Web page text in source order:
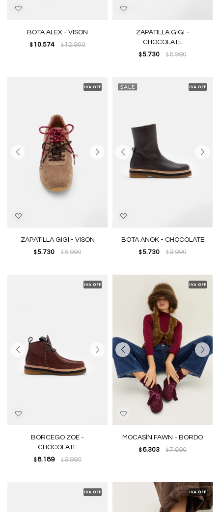
BOTA ALEX - VISON
$ 10.574 $12.900
ZAPATILLA GIGI -
CHOCOLATE
$ 5.730 $6.990
ZAPATILLA GIGI - VISON
$ 5.730 $6.990
BOTA ANOK - CHOCOLATE
$ 5.730 $9.990
BORCEGO ZOE -
CHOCOLATE
$ 8.189 $9.990
MOCASÍN FAWN - BORDO
$ 6.303 $7.690